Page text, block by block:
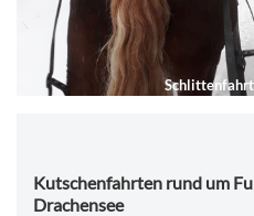
Kutschenfahrten rund um
Drachensee